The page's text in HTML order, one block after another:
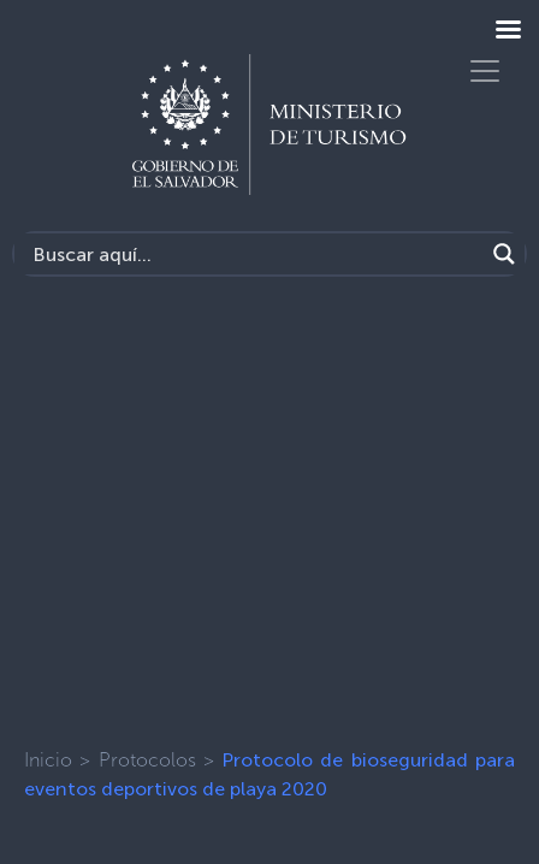
Inicio > Protocolos > Protocolo de bioseguridad para
eventos deportivos de playa 2020